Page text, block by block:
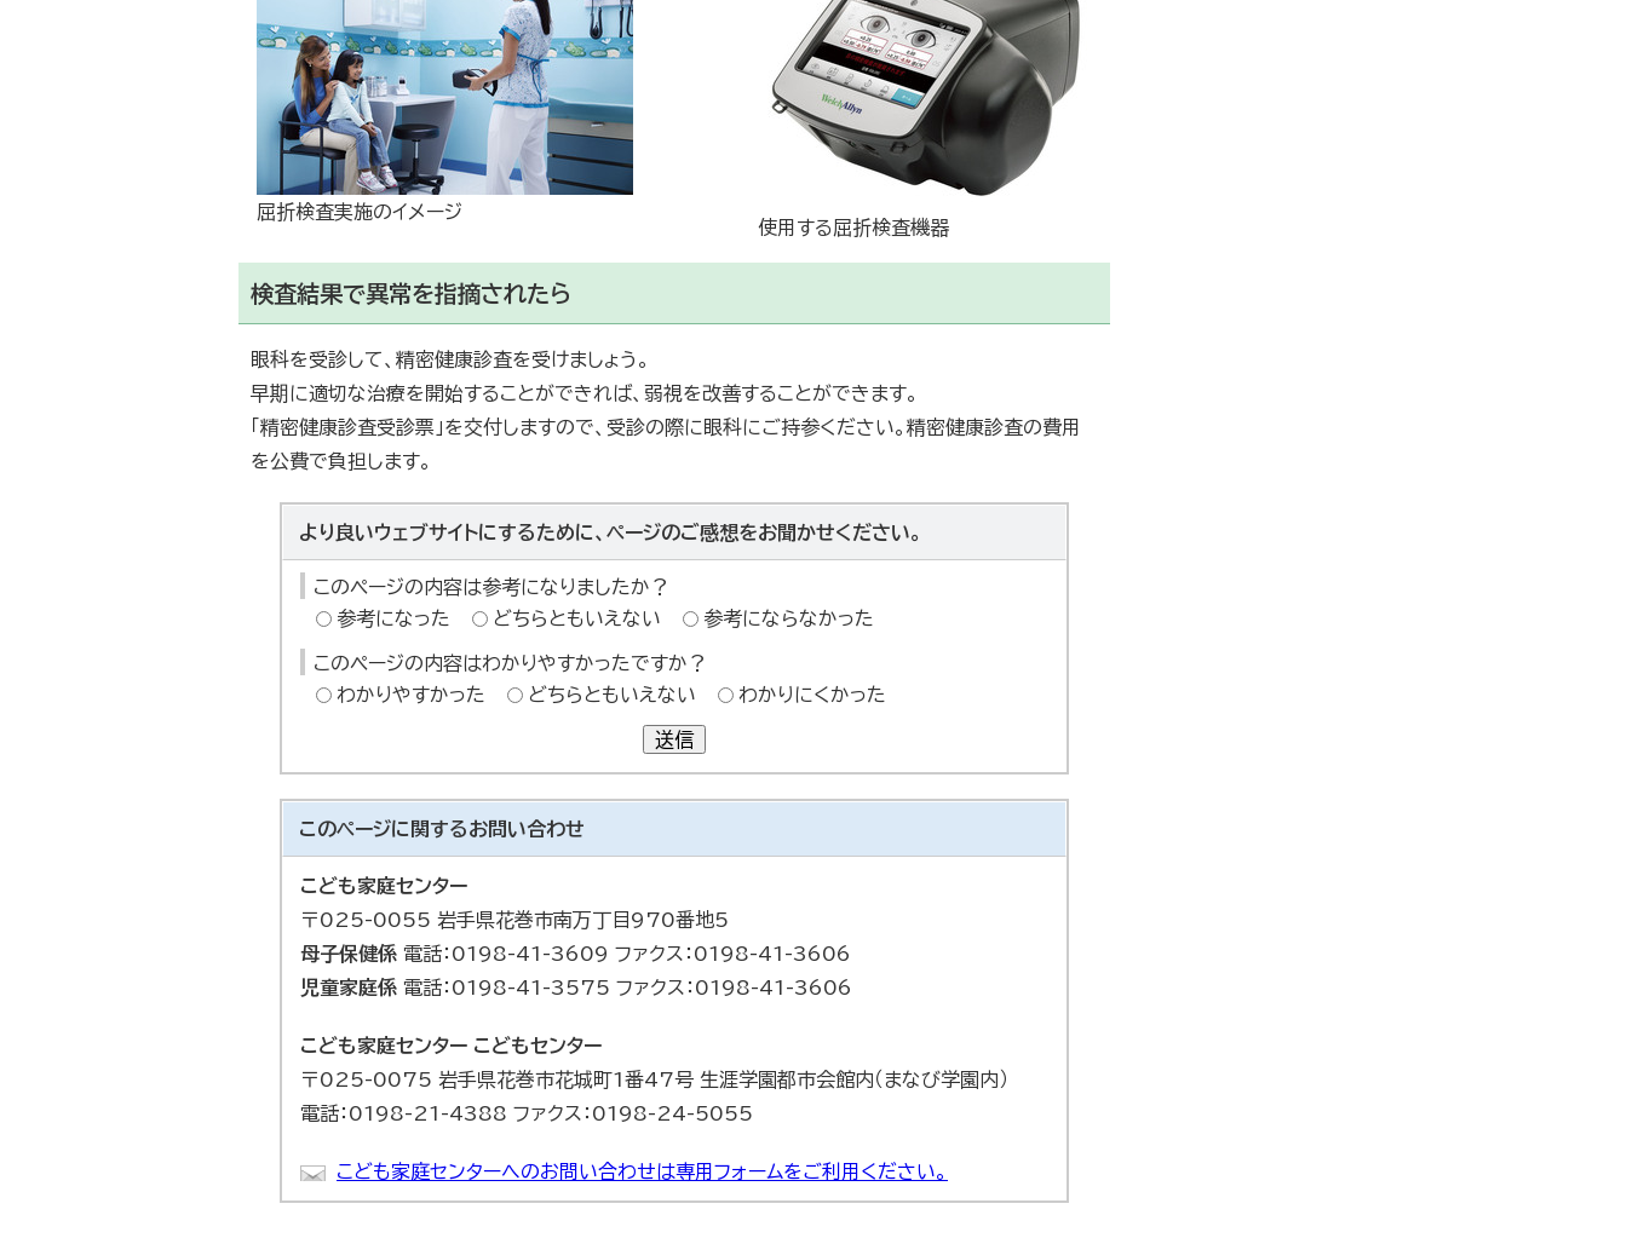
使用する屈折検査機器
屈折検査実施のイメージ
検査結果で異常を指摘されたら
眼科を受診して、精密健康診査を受けましょう。
早期に適切な治療を開始することができれば、弱視を改善することができます。
「精密健康診査受診票」を交付しますので、受診の際に眼科にご持参ください。精密健康診査の費用
を公費で負担します。
より良いウェブサイトにするために、ページのご感想をお聞かせください。
このページの内容は参考になりましたか？
参考になった
どちらともいえない 参考にならなかった
このページの内容はわかりやすかったですか？
わかりやすかった
どちらともいえない わかりにくかった
送信
このページに関するお問い合わせ
こども家庭センター
〒025-0055 岩手県花巻市南万丁目970番地5
母子保健係 電話：0198-41-3609 ファクス：0198-41-3606
児童家庭係 電話：0198-41-3575 ファクス：0198-41-3606
こども家庭センター こどもセンター
〒025-0075 岩手県花巻市花城町1番47号 生涯学園都市会館内（まなび学園内）
電話：0198-21-4388 ファクス：0198-24-5055
こども家庭センターへのお問い合わせは専用フォームをご利用ください。